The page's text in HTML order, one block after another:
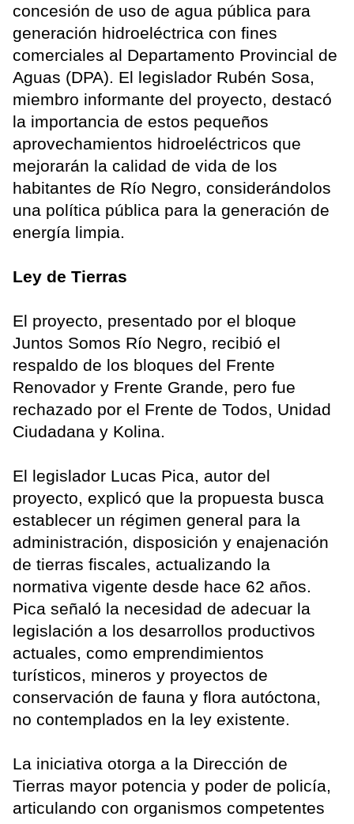
concesión de uso de agua pública para
generación hidroeléctrica con fines
comerciales al Departamento Provincial de
Aguas (DPA). El legislador Rubén Sosa,
miembro informante del proyecto, destacó
la importancia de estos pequeños
aprovechamientos hidroeléctricos que
mejorarán la calidad de vida de los
habitantes de Río Negro, considerándolos
una política pública para la generación de
energía limpia.
Ley de Tierras
El proyecto, presentado por el bloque
Juntos Somos Río Negro, recibió el
respaldo de los bloques del Frente
Renovador y Frente Grande, pero fue
rechazado por el Frente de Todos, Unidad
Ciudadana y Kolina.
El legislador Lucas Pica, autor del
proyecto, explicó que la propuesta busca
establecer un régimen general para la
administración, disposición y enajenación
de tierras fiscales, actualizando la
normativa vigente desde hace 62 años.
Pica señaló la necesidad de adecuar la
legislación a los desarrollos productivos
actuales, como emprendimientos
turísticos, mineros y proyectos de
conservación de fauna y flora autóctona,
no contemplados en la ley existente.
La iniciativa otorga a la Dirección de
Tierras mayor potencia y poder de policía,
articulando con organismos competentes